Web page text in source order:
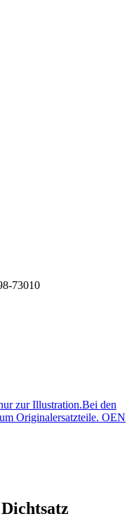
zur Illustration.Bei den
Originalersatzteile. OEN